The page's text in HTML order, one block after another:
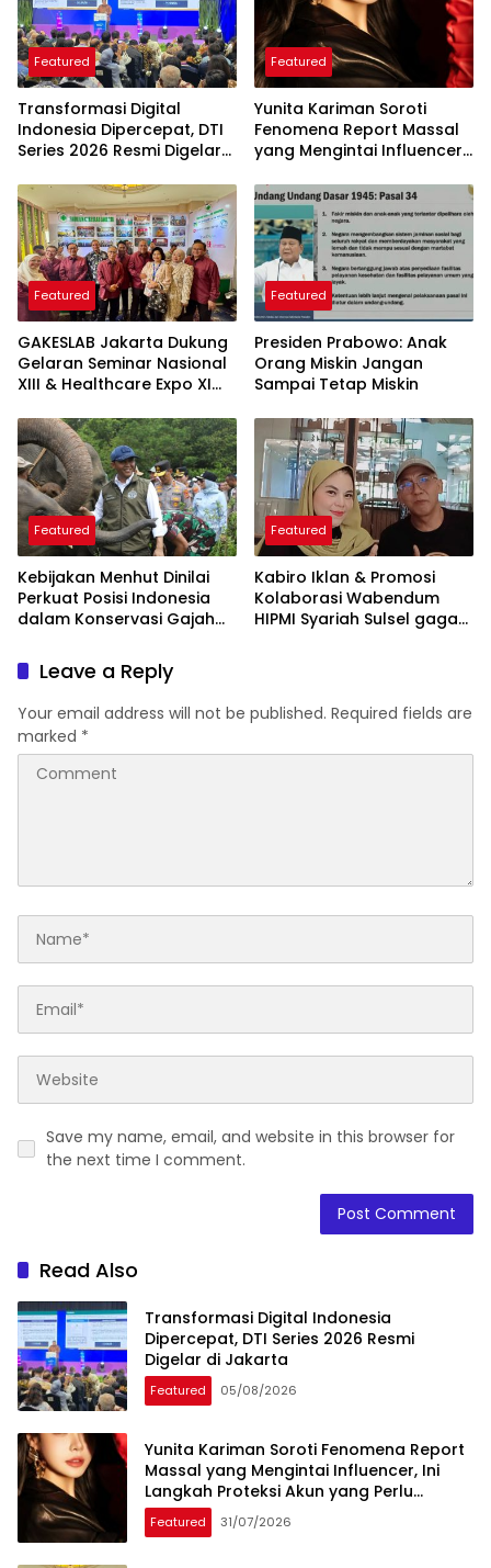
Featured
Transformasi Digital
Indonesia Dipercepat, DTI
Series 2026 Resmi Digelar
Featured
Yunita Kariman Soroti
Fenomena Report Massal
yang Mengintai Influencer,
yang Perlu Diketahui
Featured
GAKESLAB Jakarta Dukung
Gelaran Seminar Nasional
XIII & Healthcare Expo XI
Featured
Presiden Prabowo: Anak
Orang Miskin Jangan
Sampai Tetap Miskin
Featured
Kebijakan Menhut Dinilai
Perkuat Posisi Indonesia
dalam Konservasi Gajah
Featured
Kabiro Iklan & Promosi
Kolaborasi Wabendum
HIPMI Syariah Sulsel gagas
Leave a Reply
Your email address will not be published. Required fields are
marked *
Save my name, email, and website in this browser for
the next time I comment.
Read Also
Transformasi Digital Indonesia
Dipercepat, DTI Series 2026 Resmi
Digelar di Jakarta
Featured 05/08/2026
Yunita Kariman Soroti Fenomena Report
Massal yang Mengintai Influencer, Ini
Langkah Proteksi Akun yang Perlu
Diketahui
Featured 31/07/2026